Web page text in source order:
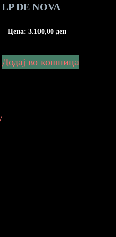
LP DE NOVA
Цена: 3.100,00 ден
Додај во кошница